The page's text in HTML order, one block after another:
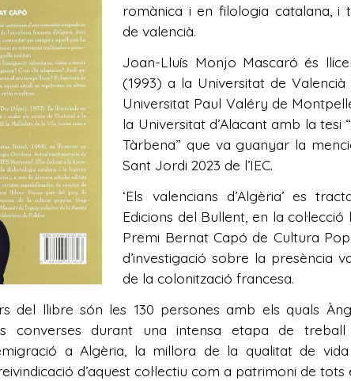
romànica i en filologia catalana, i
de valencià.
Joan-Lluís Monjo Mascaró és
(1993) a la Universitat de
Universitat Paul Valéry de
la Universitat d’Alacant amb la tesi
Tàrbena” que va guanyar la
Sant Jordi 2023 de l’IEC.
‘Els valencians d’Algèria’ es
Edicions del Bullent, en la
Premi Bernat Capó de Cultura
d’investigació sobre la presència
de la colonització francesa.
del llibre són les 130 persones amb els quals
converses durant una intensa etapa de
a Algèria, la millora de la qualitat de
d’aquest col·lectiu com a patrimoni de tots